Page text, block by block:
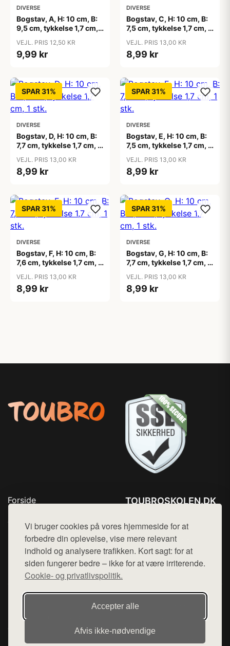
Vi bruger cookies på vores hjemmeside for at
forbedre din oplevelse, vise mere relevant
indhold og analysere trafikken. Kort sagt: for at
siden fungerer bedre – ikke for at være irriterende.
Cookie- og privatlivspolitik.
Accepter alle
Afvis ikke‑nødvendige
DIVERSE
Bogstav, A, H: 10 cm, B:
9,5 cm, tykkelse 1,7 cm, 1
VEJL. PRIS 12,50 KR
9,99 kr
DIVERSE
Bogstav, C, H: 10 cm, B:
7,5 cm, tykkelse 1,7 cm, 1
VEJL. PRIS 13,00 KR
8,99 kr
SPAR 31%
DIVERSE
Bogstav, D, H: 10 cm, B:
7,7 cm, tykkelse 1,7 cm, 1
VEJL. PRIS 13,00 KR
8,99 kr
SPAR 31%
DIVERSE
Bogstav, E, H: 10 cm, B:
7,5 cm, tykkelse 1,7 cm, 1
VEJL. PRIS 13,00 KR
8,99 kr
SPAR 31%
DIVERSE
Bogstav, F, H: 10 cm, B:
7,6 cm, tykkelse 1,7 cm, 1
VEJL. PRIS 13,00 KR
8,99 kr
SPAR 31%
DIVERSE
Bogstav, G, H: 10 cm, B:
7,7 cm, tykkelse 1,7 cm, 1
VEJL. PRIS 13,00 KR
8,99 kr
Forside
Top Rabatter
Blog
Kontakt
TOUBROSKOLEN.DK
Mail: hej@want.dk
Cookie- og privatlivspolitik
Denne side er en del af want.dk, der udgiver en række
hjemmesider med præsentation af forskellige produkter fra
diverse webshops. Der sælges ikke varer fra denne side - vi
henviser til de shops, som sælger varen. Vi har heller ikke